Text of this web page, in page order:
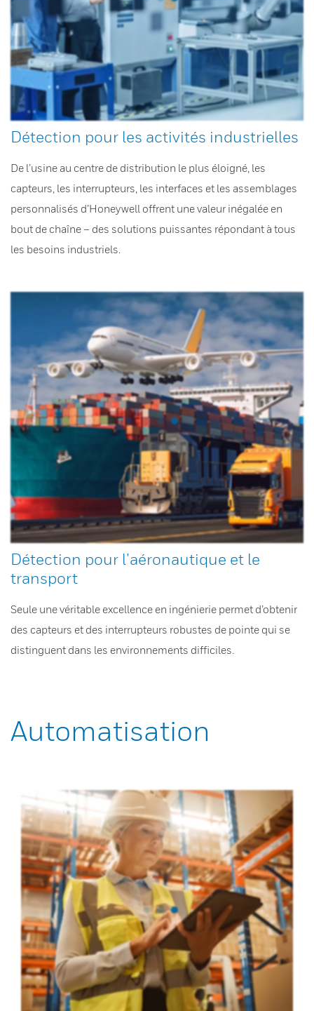
Détection pour les activités industrielles
De l’usine au centre de distribution le plus éloigné, les
capteurs, les interrupteurs, les interfaces et les assemblages
personnalisés d’Honeywell offrent une valeur inégalée en
bout de chaîne – des solutions puissantes répondant à tous
les besoins industriels.
Détection pour l’aéronautique et le
transport
Seule une véritable excellence en ingénierie permet d’obtenir
des capteurs et des interrupteurs robustes de pointe qui se
distinguent dans les environnements difficiles.
Automatisation